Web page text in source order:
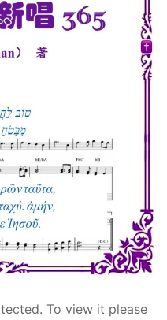
To view it please